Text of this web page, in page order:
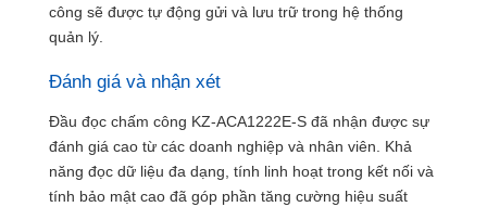
công sẽ được tự động gửi và lưu trữ trong hệ thống
quản lý.
Đánh giá và nhận xét
Đầu đọc chấm công KZ-ACA1222E-S đã nhận được sự
đánh giá cao từ các doanh nghiệp và nhân viên. Khả
năng đọc dữ liệu đa dạng, tính linh hoạt trong kết nối và
tính bảo mật cao đã góp phần tăng cường hiệu suất